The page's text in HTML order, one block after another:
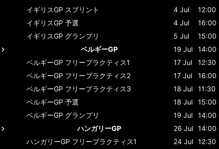
イギリスGP スプリント 4 Jul
12:00
イギリスGP 予選 4 Jul
16:00
イギリスGP グランプリ 5 Jul
15:00
ベルギーGP
19 Jul
14:00
ベルギーGP フリープラクティス1 17 Jul
12:30
ベルギーGP フリープラクティス2 17 Jul
16:00
ベルギーGP フリープラクティス3 18 Jul
11:30
ベルギーGP 予選 18 Jul
15:00
ベルギーGP グランプリ 19 Jul
14:00
ハンガリーGP
26 Jul 14:00
ハンガリーGP フリープラクティス1 24 Jul 12:30